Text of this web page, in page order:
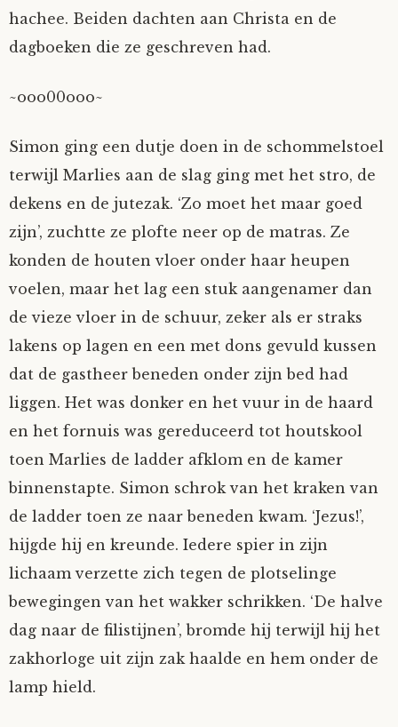
hachee. Beiden dachten aan Christa en de
dagboeken die ze geschreven had.
~ooo00ooo~
Simon ging een dutje doen in de schommelstoel
terwijl Marlies aan de slag ging met het stro, de
dekens en de jutezak. ‘Zo moet het maar goed
zijn’, zuchtte ze plofte neer op de matras. Ze
konden de houten vloer onder haar heupen
voelen, maar het lag een stuk aangenamer dan
de vieze vloer in de schuur, zeker als er straks
lakens op lagen en een met dons gevuld kussen
dat de gastheer beneden onder zijn bed had
liggen. Het was donker en het vuur in de haard
en het fornuis was gereduceerd tot houtskool
toen Marlies de ladder afklom en de kamer
binnenstapte. Simon schrok van het kraken van
de ladder toen ze naar beneden kwam. ‘Jezus!’,
hijgde hij en kreunde. Iedere spier in zijn
lichaam verzette zich tegen de plotselinge
bewegingen van het wakker schrikken. ‘De halve
dag naar de filistijnen’, bromde hij terwijl hij het
zakhorloge uit zijn zak haalde en hem onder de
lamp hield.